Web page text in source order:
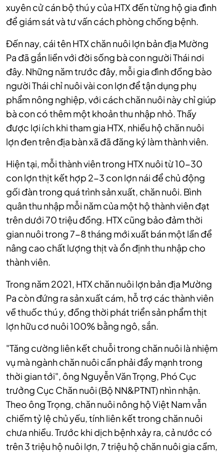
xuyên cử cán bộ thú y của HTX đến từng hộ gia đình
để giám sát và tư vấn cách phòng chống bệnh.
Đến nay, cái tên HTX chăn nuôi lợn bản địa Mường
Pa đã gắn liền với đời sống bà con người Thái nơi
đây. Những năm trước đây, mỗi gia đình đồng bào
người Thái chỉ nuôi vài con lợn để tận dụng phụ
phẩm nông nghiệp, với cách chăn nuôi này chỉ giúp
bà con có thêm một khoản thu nhập nhỏ. Thấy
được lợi ích khi tham gia HTX, nhiều hộ chăn nuôi
lợn đen trên địa bàn xã đã đăng ký làm thành viên.
Hiện tại, mỗi thành viên trong HTX nuôi từ 10-30
con lợn thịt kết hợp 2-3 con lợn nái để chủ động
gối đàn trong quá trình sản xuất, chăn nuôi. Bình
quân thu nhập mỗi năm của một hộ thành viên đạt
trên dưới 70 triệu đồng. HTX cũng bảo đảm thời
gian nuôi trong 7-8 tháng mới xuất bán một lần để
nâng cao chất lượng thịt và ổn định thu nhập cho
thành viên.
Trong năm 2021, HTX chăn nuôi lợn bản địa Mường
Pa còn đứng ra sản xuất cám, hỗ trợ các thành viên
về thuốc thú y, đồng thời phát triển sản phẩm thịt
lợn hữu cơ nuôi 100% bằng ngô, sắn.
"Tăng cường liên kết chuỗi trong chăn nuôi là nhiệm
vụ mà ngành chăn nuôi cần phải đẩy mạnh trong
thời gian tới", ông Nguyễn Văn Trọng, Phó Cục
trưởng Cục Chăn nuôi (Bộ NN&PTNT) nhìn nhận.
Theo ông Trọng, chăn nuôi nông hộ Việt Nam vẫn
chiếm tỷ lệ chủ yếu, tính liên kết trong chăn nuôi
chưa nhiều. Trước khi dịch bệnh xảy ra, cả nước có
trên 3 triệu hộ nuôi lợn, 7 triệu hộ chăn nuôi gia cầm,